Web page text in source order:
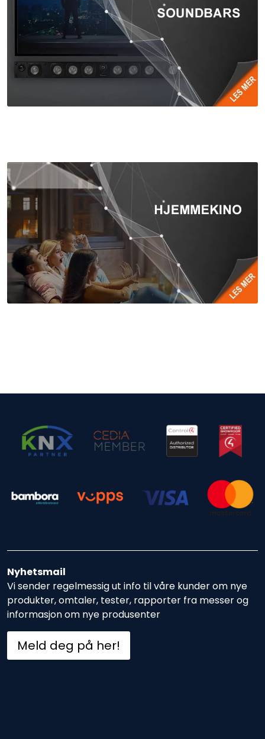
Nyhetsmail
Vi sender regelmessig ut info til våre kunder om nye
produkter, omtaler, tester, rapporter fra messer og
informasjon om nye produsenter
Meld deg på her!